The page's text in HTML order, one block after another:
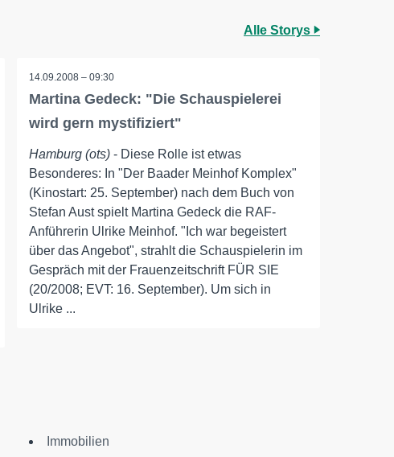
Alle Storys
14.09.2008 – 09:30
Martina Gedeck: "Die Schauspielerei
wird gern mystifiziert"
Hamburg (ots) - Diese Rolle ist etwas
Besonderes: In "Der Baader Meinhof Komplex"
(Kinostart: 25. September) nach dem Buch von
Stefan Aust spielt Martina Gedeck die RAF-
Anführerin Ulrike Meinhof. "Ich war begeistert
über das Angebot", strahlt die Schauspielerin im
Gespräch mit der Frauenzeitschrift FÜR SIE
(20/2008; EVT: 16. September). Um sich in
Ulrike ...
Immobilien